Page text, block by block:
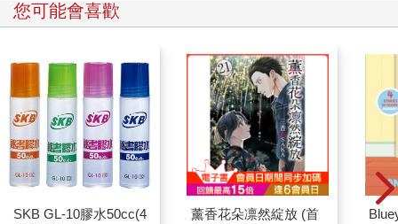
您可能會喜歡
SKB GL-10膠水50cc(4
薰香花朵凛然綻放 (首